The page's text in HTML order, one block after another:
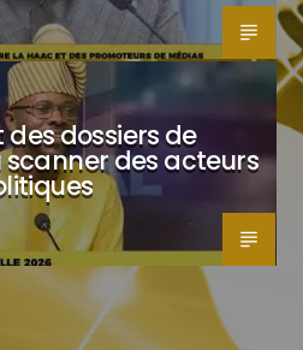
des dossiers de
des acteurs